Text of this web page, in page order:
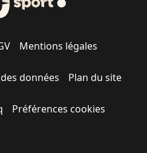
Mentions légales
données Plan du site
Préférences cookies